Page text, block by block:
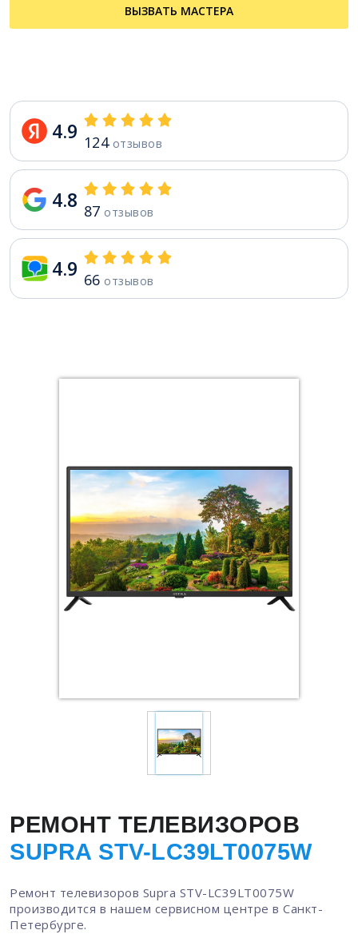
ВЫЗВАТЬ МАСТЕРА
4.9 124отзывов
4.8 87 отзывов
4.9 66 отзывов
РЕМОНТ ТЕЛЕВИЗОРОВ
SUPRA STV-LC39LT0075W
Ремонт телевизоров Supra STV-LC39LT0075W
производится в нашем сервисном центре в Санкт-
Петербурге.